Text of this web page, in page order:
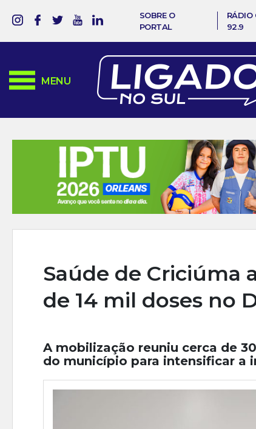
SOBRE O
PORTAL
RÁDIO
92.9
MENU
Saúde de Criciúma
de 14 mil doses no
A mobilização reuniu cerca de
do município para intensificar a